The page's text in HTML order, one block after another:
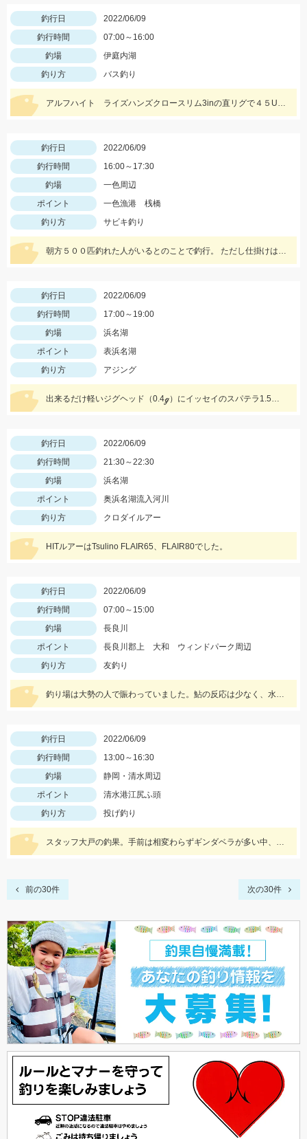
釣行日
2022/06/09
釣行時間
07:00～16:00
釣場
伊庭内湖
釣り方
バス釣り
アルフハイト ライズハンズクロースリム3inの直リグで４５UP！！
釣行日
2022/06/09
釣行時間
16:00～17:30
釣場
一色周辺
ポイント
一色漁港 桟橋
釣り方
サビキ釣り
朝方５００匹釣れた人がいるとのことで釣行。 ただし仕掛けは豆アジ専用の２，３号の小さなものでなくては釣れません。
釣行日
2022/06/09
釣行時間
17:00～19:00
釣場
浜名湖
ポイント
表浜名湖
釣り方
アジング
出来るだけ軽いジグヘッド（0.4ℊ）にイッセイのスパテラ1.5シラスレインボーを使い釣れました。
釣行日
2022/06/09
釣行時間
21:30～22:30
釣場
浜名湖
ポイント
奥浜名湖流入河川
釣り方
クロダイルアー
HITルアーはTsulino FLAIR65、FLAIR80でした。
釣行日
2022/06/09
釣行時間
07:00～15:00
釣場
長良川
ポイント
長良川郡上 大和 ウィンドパーク周辺
釣り方
友釣り
釣り場は大勢の人で賑わっていました。鮎の反応は少なく、水深のあるトロ瀬から早瀬で良型が釣れました♪
釣行日
2022/06/09
釣行時間
13:00～16:30
釣場
静岡・清水周辺
ポイント
清水港江尻ふ頭
釣り方
投げ釣り
スタッフ大戸の釣果。手前は相変わらずギンダベラが多い中、遠投できればキスのアタリが出てくる。以前よりも全体的にアタリが増えた。
前の30件 次の30件